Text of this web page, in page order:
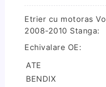
Etrier cu motoras
2008-2010 Stanga:
Echivalare OE:
ATE
BENDIX